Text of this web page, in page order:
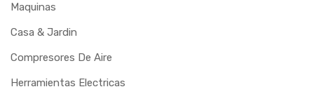
Maquinas
Casa & Jardin
Compresores De Aire
Herramientas Electricas